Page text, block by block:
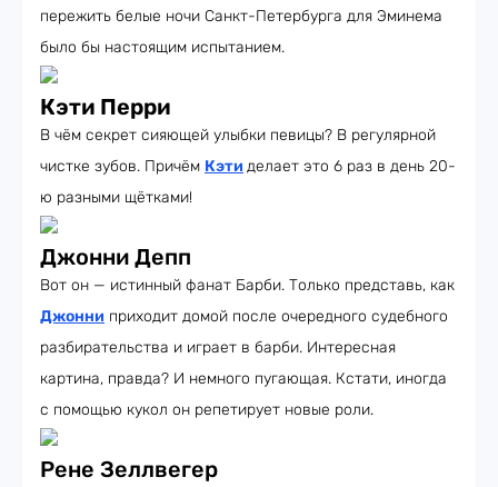
пережить белые ночи Санкт-Петербурга для Эминема
было бы настоящим испытанием.
Кэти Перри
В чём секрет сияющей улыбки певицы? В регулярной
чистке зубов. Причём Кэти делает это 6 раз в день 20-
ю разными щётками!
Джонни Депп
Вот он — истинный фанат Барби. Только представь, как
Джонни приходит домой после очередного судебного
разбирательства и играет в барби. Интересная
картина, правда? И немного пугающая. Кстати, иногда
с помощью кукол он репетирует новые роли.
Рене Зеллвегер